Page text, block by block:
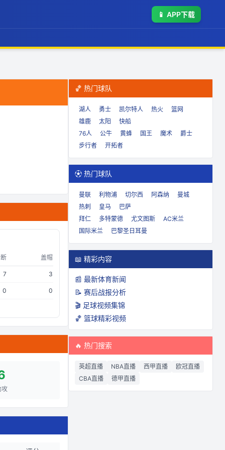
📱 APP下载
盖帽
7 3
0 0
攻
🏀 热门球队
湖人 勇士 凯尔特人 热火
篮网
雄鹿
太阳
快船
76人
公牛 黄蜂 国王 魔术
爵士
步行者
开拓者
⚽ 热门球队
曼联 利物浦 切尔西 阿森纳
曼城
热刺
皇马
巴萨
拜仁
多特蒙德 尤文图斯
AC米兰
国际米兰
巴黎圣日耳曼
📖 精彩内容
📰 最新体育新闻
📝 赛后战报分析
🎬 足球视频集锦
🏀 篮球精彩视频
🔥 热门搜索
英超直播 NBA直播 西甲直播
欧冠直播
CBA直播
德甲直播